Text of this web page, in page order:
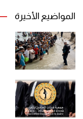
المواضيع الأخيرة